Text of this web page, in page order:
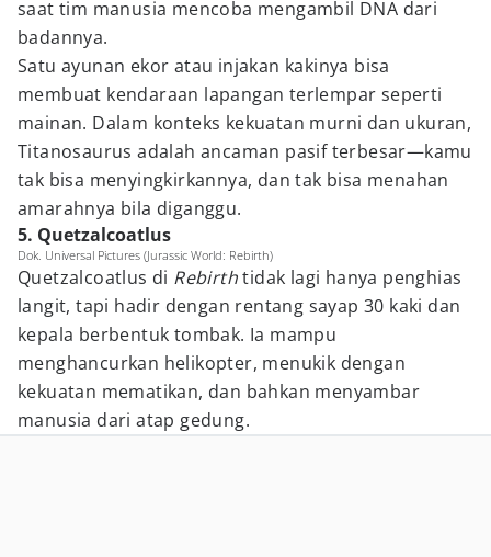
saat tim manusia mencoba mengambil DNA dari
badannya.
Satu ayunan ekor atau injakan kakinya bisa
membuat kendaraan lapangan terlempar seperti
mainan. Dalam konteks kekuatan murni dan ukuran,
Titanosaurus adalah ancaman pasif terbesar—kamu
tak bisa menyingkirkannya, dan tak bisa menahan
amarahnya bila diganggu.
5. Quetzalcoatlus
Dok. Universal Pictures (Jurassic World: Rebirth)
Quetzalcoatlus di Rebirthtidak lagi hanya penghias
langit, tapi hadir dengan rentang sayap 30 kaki dan
kepala berbentuk tombak. Ia mampu
menghancurkan helikopter, menukik dengan
kekuatan mematikan, dan bahkan menyambar
manusia dari atap gedung.